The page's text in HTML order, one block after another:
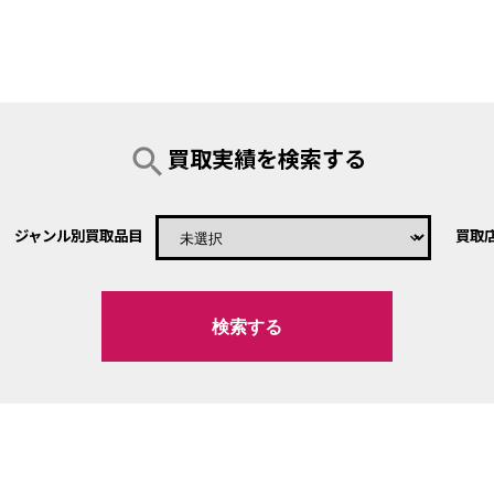
search買取実績を検索する
ジャンル別買取品目 keyboard_arrow_down 買取